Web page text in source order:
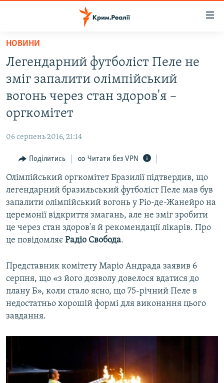
Перейти
основного
матеріалу
до
основної
Перейти
пошуку
ВОДА.КРИМ
ПОГЛЯД
ІНТЕРВ'Ю
ВСЕ ЗА ДЕНЬ
СПЕЦПРОЕКТИ
ДЕПОРТАЦІЯ
ВІДЕОУРОКИ «ELIFBE»
УКРАЇНСЬКА ПРОБЛЕМА КРИМУ
ІНФОГРАФІКА
ЯК ОБІЙТИ БЛОКУВАННЯ
Русский
ДОЛУЧАЙСЯ!
НОВИНИ
Легендарний футболіст Пеле не
зміг запалити олімпійський
вогонь через стан здоров'я –
оргкомітет
06 серпень 2016, 21:14
Поділитись Читати без VPN
Олімпійський оргкомітет Бразилії підтвердив, що
легендарний бразильський футболіст Пеле мав був
запалити олімпійський вогонь у Ріо-де-Жанейро на
церемонії відкриття змагань, але не зміг зробити
це через стан здоров'я й рекомендації лікарів. Про
це повідомляє Радіо Свобода.
Представник комітету Маріо Андрада заявив 6
серпня, що «з його дозволу довелося вдатися до
плану Б», коли стало ясно, що 75-річний Пеле в
недостатньо хорошій формі для виконання цього
завдання.